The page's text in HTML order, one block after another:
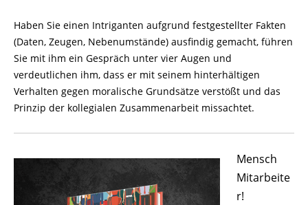
Haben Sie einen Intriganten aufgrund festgestellter Fakten
(Daten, Zeugen, Neben­umstände) ausfindig gemacht, führen
Sie mit ihm ein Gespräch unter vier Augen und
verdeutlichen ihm, dass er mit seinem hinterhältigen
Verhalten gegen moralische Grundsätze verstößt und das
Prinzip der kollegialen Zusammenarbeit missachtet.
Mensch
Mitarbeite
r!